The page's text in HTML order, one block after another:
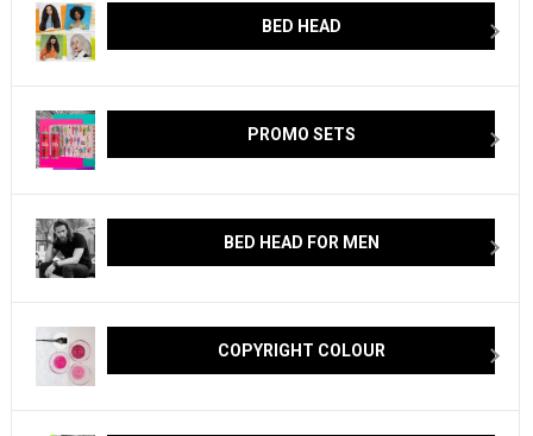
BED HEAD
PROMO SETS
BED HEAD FOR MEN
COPYRIGHT COLOUR